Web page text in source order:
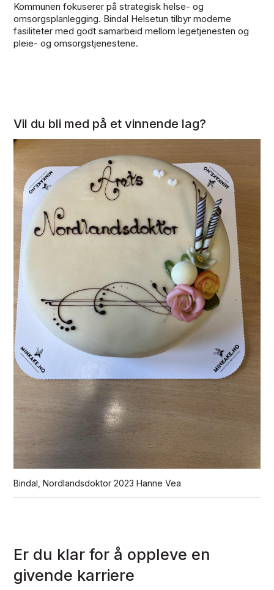
Kommunen fokuserer på strategisk helse- og
omsorgsplanlegging. Bindal Helsetun tilbyr moderne
fasiliteter med godt samarbeid mellom legetjenesten og
pleie- og omsorgstjenestene.
Vil du bli med på et vinnende lag?
Bindal, Nordlandsdoktor 2023 Hanne Vea
Er du klar for å oppleve en
givende karriere